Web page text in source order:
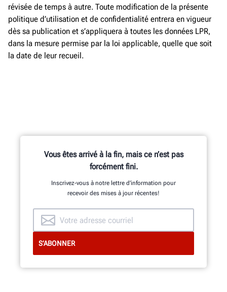
révisée de temps à autre. Toute modification de la présente
politique d’utilisation et de confidentialité entrera en vigueur
dès sa publication et s’appliquera à toutes les données LPR,
dans la mesure permise par la loi applicable, quelle que soit
la date de leur recueil.
Vous êtes arrivé à la fin, mais ce n’est pas
forcément fini.
Inscrivez-vous à notre lettre d’information pour
recevoir des mises à jour récentes!